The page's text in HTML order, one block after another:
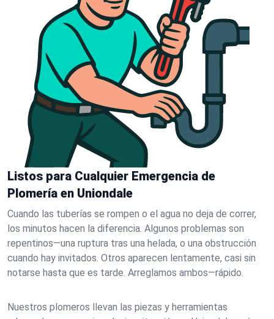
Listos para Cualquier Emergencia de
Plomería en Uniondale
Cuando las tuberías se rompen o el agua no deja de correr,
los minutos hacen la diferencia. Algunos problemas son
repentinos—una ruptura tras una helada, o una obstrucción
cuando hay invitados. Otros aparecen lentamente, casi sin
notarse hasta que es tarde. Arreglamos ambos—rápido.
Nuestros plomeros llevan las piezas y herramientas